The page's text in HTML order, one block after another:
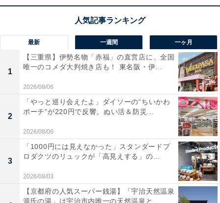
最新 一週間 一ヶ月
1
【三重県】伊勢名物「赤福」の直営店に、全国
唯一のコメダ大判焼き店も！ 東名阪・伊...
2026/08/06
2
「やっと巡り会えたよ」ダイソーの“ちいかわ
ポーチ”が220円で反響。ぬい活＆防災...
2026/08/06
3
「1000円には見えなかった」スタンダードプ
ロダクツのリュックが「高見えする」の...
2026/08/03
【京都府の人気スーパー銭湯】「宇治天然温泉
源氏の湯」は宇治市内唯一の天然温泉と...